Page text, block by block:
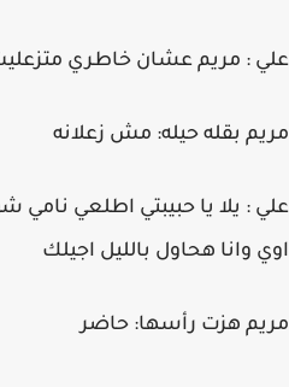
علي : مريم عشان خاطري
مريم بقله حيله: مش زعلانه
علي : يلا يا حبيبتي اطلعي
اوي وانا هحاول بالليل اجيلك
مريم هزت رأسها: حاضر